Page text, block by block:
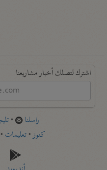
اشترك لتصلك أخبار مشاريعنا
راسلنا •
كنوز•تعليمات •